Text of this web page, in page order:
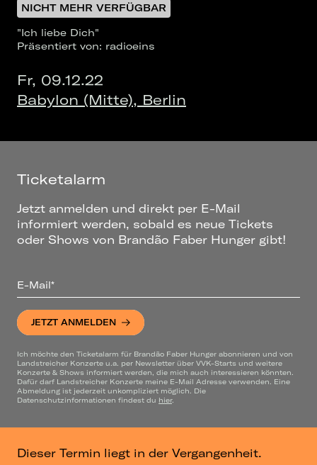
NICHT MEHR VERFÜGBAR
"Ich liebe Dich"
Präsentiert von: radioeins
Fr, 09.12.22
Babylon (Mitte), Berlin
Ticketalarm
Jetzt anmelden und direkt per E-Mail
informiert werden, sobald es neue Tickets
oder Shows von Brandão Faber Hunger gibt!
E-Mail*
JETZT ANMELDEN
Ich möchte den Ticketalarm für Brandão Faber Hunger abonnieren und von
Landstreicher Konzerte u.a. per Newsletter über VVK-Starts und weitere
Konzerte & Shows informiert werden, die mich auch interessieren könnten.
Dafür darf Landstreicher Konzerte meine E-Mail Adresse verwenden. Eine
Abmeldung ist jederzeit unkompliziert möglich. Die
Datenschutzinformationen findest du hier.
Dieser Termin liegt in der Vergangenheit.